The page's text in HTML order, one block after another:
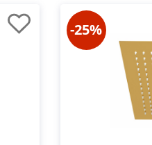
-25%